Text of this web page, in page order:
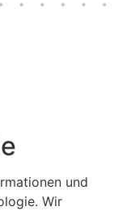
und
Wir